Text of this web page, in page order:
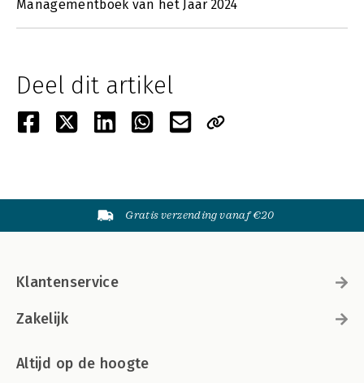
Managementboek van het Jaar 2024
Deel dit artikel
Gratis verzending vanaf €20
Klantenservice
Zakelijk
Altijd op de hoogte